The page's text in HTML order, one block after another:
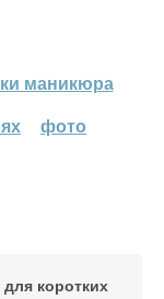
маникюра
фото
для коротких